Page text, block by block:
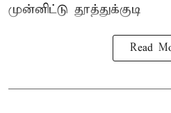
முன்னிட்டு தூத்துக்குடி
Read